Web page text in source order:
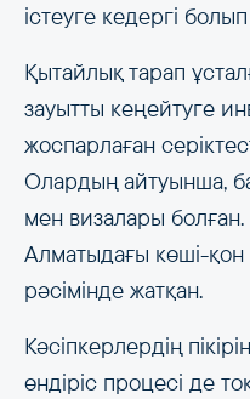
істеуге кедергі
Қытайлық тарап
зауытты кеңейтуге
жоспарлаған
Олардың айтуынша,
мен визалары болған.
Алматыдағы көші-қон
рәсімінде жатқан.
Кәсіпкерлердің
өндіріс процесі де